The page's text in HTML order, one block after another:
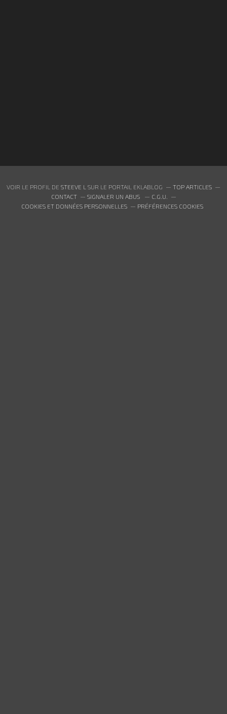
VOIR LE PROFIL DE STEEVE L SUR LE PORTAIL EKLABLOG
TOP ARTICLES
CONTACT
SIGNALER UN ABUS
C.G.U.
COOKIES ET DONNÉES PERSONNELLES
PRÉFÉRENCES COOKIES